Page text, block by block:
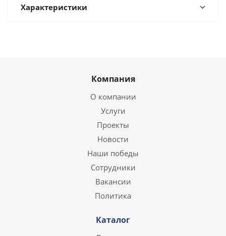
Характеристики
Компания
О компании
Услуги
Проекты
Новости
Наши победы
Сотрудники
Вакансии
Политика
Каталог